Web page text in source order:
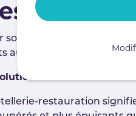
entreprise sur la
au centre de notre
de carrière
restauration